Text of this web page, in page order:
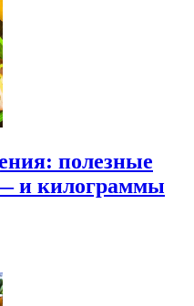
полезные
и килограммы